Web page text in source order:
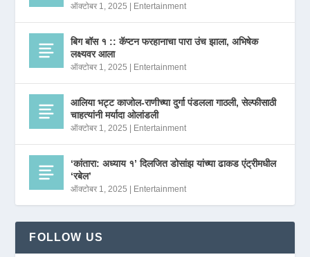
ऑक्टोबर 1, 2025 Entertainment
बिग बॉस १ :: कॅप्टन फरहानाचा पारा उंच झाला, अभिषेक
लक्ष्यवर आला
ऑक्टोबर 1, 2025 Entertainment
आलिया भट्ट काजोल-राणीच्या दुर्गा पंडलला गाठली, सेल्फीसाठी
चाहत्यांनी मर्यादा ओलांडली
ऑक्टोबर 1, 2025 Entertainment
‘कांतारा: अध्याय १’ दिलजित डोसांझ यांच्या ढाकड एंट्रीमधील
‘रबेल’
ऑक्टोबर 1, 2025 Entertainment
FOLLOW US